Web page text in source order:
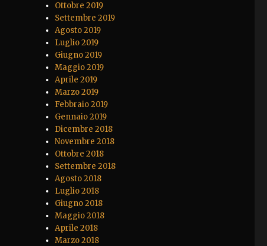
Ottobre 2019
Settembre 2019
Agosto 2019
Luglio 2019
Giugno 2019
Maggio 2019
Aprile 2019
Marzo 2019
Febbraio 2019
Gennaio 2019
Dicembre 2018
Novembre 2018
Ottobre 2018
Settembre 2018
Agosto 2018
Luglio 2018
Giugno 2018
Maggio 2018
Aprile 2018
Marzo 2018